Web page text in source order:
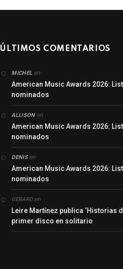
ÚLTIMOS COMENTARIOS
MICHEL en
American Music Awards 2026:
nominados
ALLISONen
American Music Awards 2026:
nominados
DENISen
American Music Awards 2026:
nominados
GERARDen
Leire Martínez publica ‘Historias
primer disco en solitario